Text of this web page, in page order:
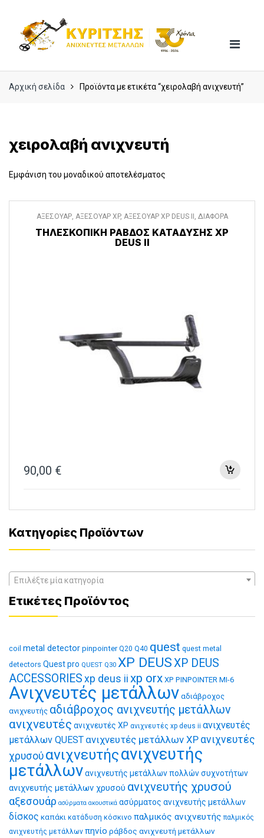
navigation
content
Αρχική σελίδα Προϊόντα με ετικέτα “χειρολαβή ανιχνευτή”
χειρολαβή ανιχνευτή
Εμφάνιση του μοναδικού αποτελέσματος
ΑΞΕΣΟΥΑΡ, ΑΞΕΣΟΥΑΡ XP, ΑΞΕΣΟΥΑΡ XP DEUS II , ΔΙΑΦΟΡΑ
ΤΗΛΕΣΚΟΠΙΚΉ ΡΆΒΔΟΣ ΚΑΤΆΔΥΣΗΣ XP
DEUS II
90,00 €
Κατηγορίες Προϊόντων
Επιλέξτε μία κατηγορία
Ετικέτες Προϊόντος
coil metal detector pinpointer Q20 Q40 quest quest metal
detectors Quest pro QUEST Q30 XP DEUSXP DEUS
ACCESSORIES xp deus ii xp orx XP PINPOINTER MI-6
Ανιχνευτές μετάλλων αδιάβροχος
ανιχνευτής αδιάβροχος ανιχνευτής μετάλλων
ανιχνευτές ανιχνευτές XP ανιχνευτές xp deus ii ανιχνευτές
μετάλλων QUEST ανιχνευτές μετάλλων XP ανιχνευτές
χρυσού ανιχνευτήςανιχνευτής
μετάλλωνανιχνευτής μετάλλων πολλών συχνοτήτων
ανιχνευτής μετάλλων χρυσού ανιχνευτής χρυσού
αξεσουάρ ασύρματα ακουστικά ασύρματος ανιχνευτής μετάλλων
δίσκος καπάκι κατάδυση κόσκινο παλμικός ανιχνευτής παλμικός
ανιχνευτής μετάλλων πηνίο ράβδος ανιχνευτή μετάλλων